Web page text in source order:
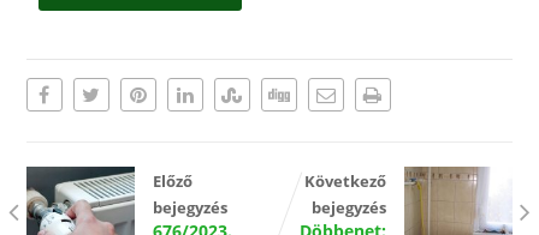
Előző
bejegyzés
Következő
bejegyzés